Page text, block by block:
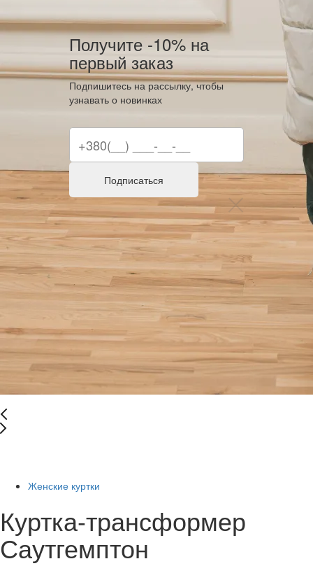
Женские куртки
Куртка-трансформер
Саутгемптон
Получите -10% на
первый заказ
Подпишитесь на рассылку, чтобы
узнавать о новинках
Подписаться